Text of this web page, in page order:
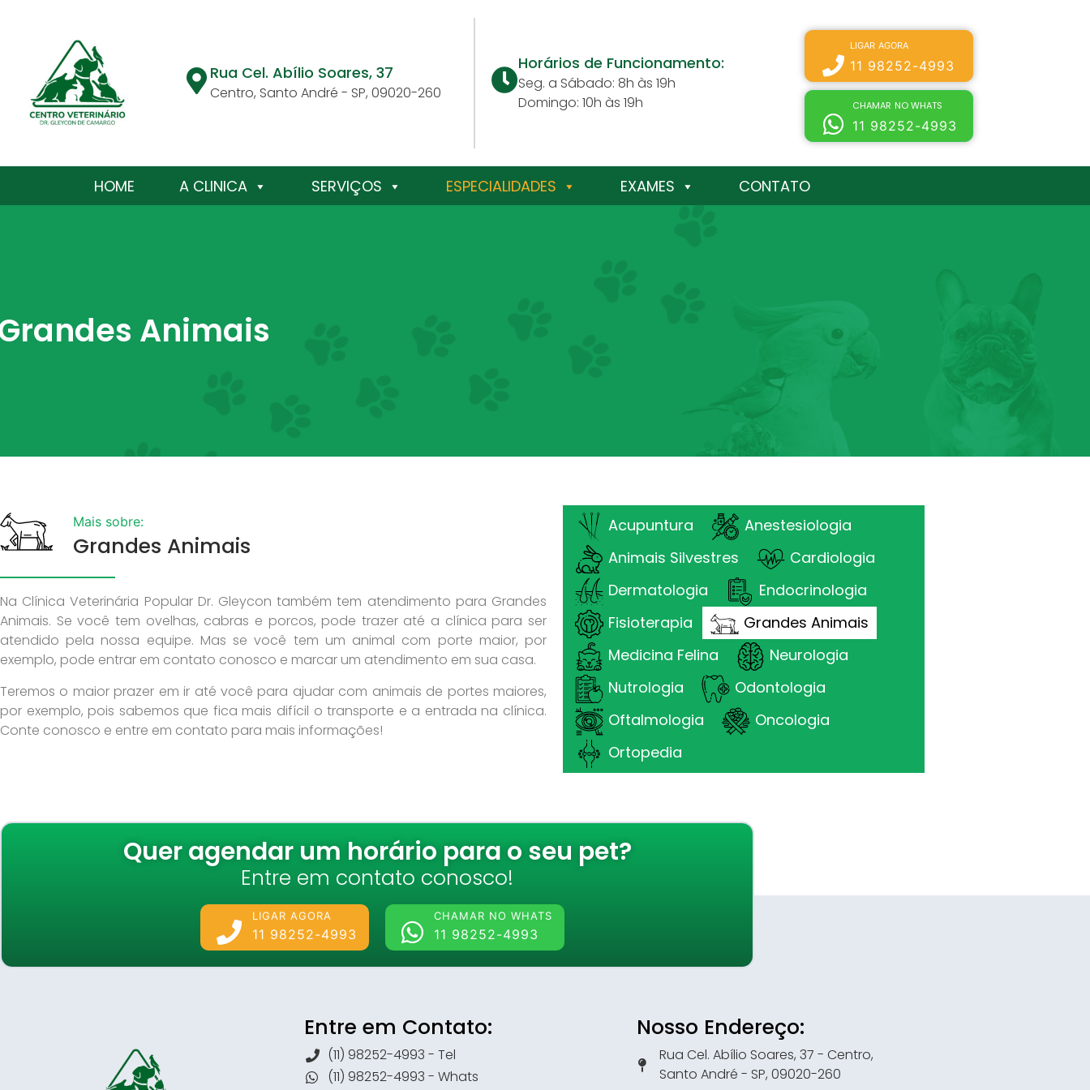
Rua Cel. Abílio Soares, 37
Centro, Santo André - SP, 09020-260
Horários de Funcionamento:
Seg. a Sábado: 8h às 19h
Domingo: 10h às 19h
LIGAR AGORA
11 98252-4993
CHAMAR NO WHATS
11 98252-4993
HOME A CLINICA SERVIÇOS ESPECIALIDADES EXAMES CONTATO
Animais
Mais sobre:
Grandes Animais
Na Clínica Veterinária Popular Dr. Gleycon também tem atendimento para Grandes
Animais. Se você tem ovelhas, cabras e porcos, pode trazer até a clínica para ser
atendido pela nossa equipe. Mas se você tem um animal com porte maior, por
exemplo, pode entrar em contato conosco e marcar um atendimento em sua casa.
Teremos o maior prazer em ir até você para ajudar com animais de portes maiores,
por exemplo, pois sabemos que fica mais difícil o transporte e a entrada na clínica.
Conte conosco e entre em contato para mais informações!
Acupuntura
Anestesiologia
Animais Silvestres
Cardiologia
Dermatologia
Endocrinologia
Fisioterapia
Grandes Animais
Medicina Felina
Neurologia
Nutrologia
Odontologia
Oftalmologia
Oncologia
Ortopedia
Quer agendar um horário para o seu pet?
Entre em contato conosco!
LIGAR AGORA
11 98252-4993
CHAMAR NO WHATS
11 98252-4993
Entre em Contato:
(11) 98252-4993 - Tel
(11) 98252-4993 - Whats
Nosso Endereço:
Rua Cel. Abílio Soares, 37 - Centro,
Santo André - SP, 09020-260